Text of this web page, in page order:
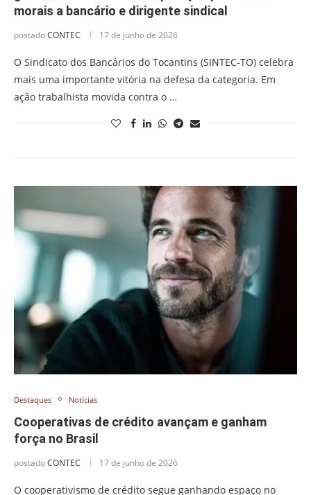
morais a bancário e dirigente sindical
postadoCONTEC 17 de junho de 2026
O Sindicato dos Bancários do Tocantins (SINTEC-TO) celebra
mais uma importante vitória na defesa da categoria. Em
ação trabalhista movida contra o …
Destaques Notícias
Cooperativas de crédito avançam e ganham
força no Brasil
postadoCONTEC 17 de junho de 2026
O cooperativismo de crédito segue ganhando espaço no